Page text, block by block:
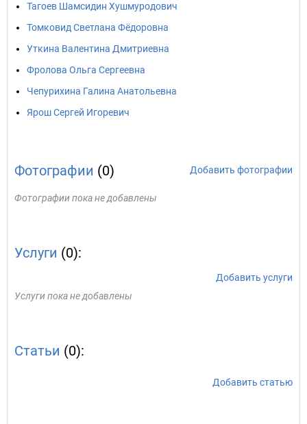
Тагоев Шамсидин Хушмуродович
Томковид Светлана Фёдоровна
Уткина Валентина Дмитриевна
Фролова Ольга Сергеевна
Чепурихина Галина Анатольевна
Ярош Сергей Игоревич
Фотографии (0) Добавить фотографии
Фотографии пока не добавлены
Услуги (0):
Добавить услуги
Услуги пока не добавлены
Статьи (0):
Добавить статью